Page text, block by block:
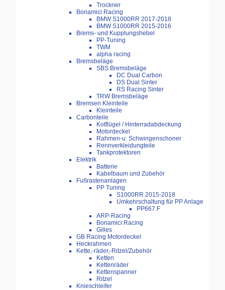
Trockner
Bonamici Racing
BMW S1000RR 2017-2018
BMW S1000RR 2015-2016
Brems- und Kupplungshebel
PP-Tuning
TWM
alpha racing
Bremsbeläge
SBS Bremsbeläge
DC Dual Carbon
DS Dual Sinter
RS Racing Sinter
TRW Bremsbeläge
Bremsen Kleinteile
Kleinteile
Carbonteile
Kotflügel / Hinterradabdeckung
Motordeckel
Rahmen-u. Schwingenschoner
Rennverkleidungteile
Tankprotektoren
Elektrik
Batterie
Kabelbaum und Zubehör
Fußrastenanlagen
PP Tuning
S1000RR 2015-2018
Umkehrschaltung für PP Anlage
PP667.F
ARP-Racing
Bonamici Racing
Gilles
GB Racing Motordeckel
Heckrahmen
Kette,-räder,-Ritzel/Zubehör
Ketten
Kettenräder
Kettenspanner
Ritzel
Knieschleifer